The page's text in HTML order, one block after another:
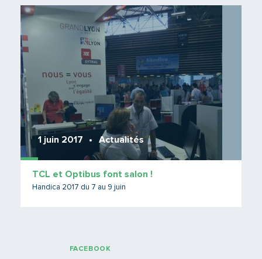
1 juin 2017 Actualités
TCL et Optibus font salon !
Handica 2017 du 7 au 9 juin
FACEBOOK